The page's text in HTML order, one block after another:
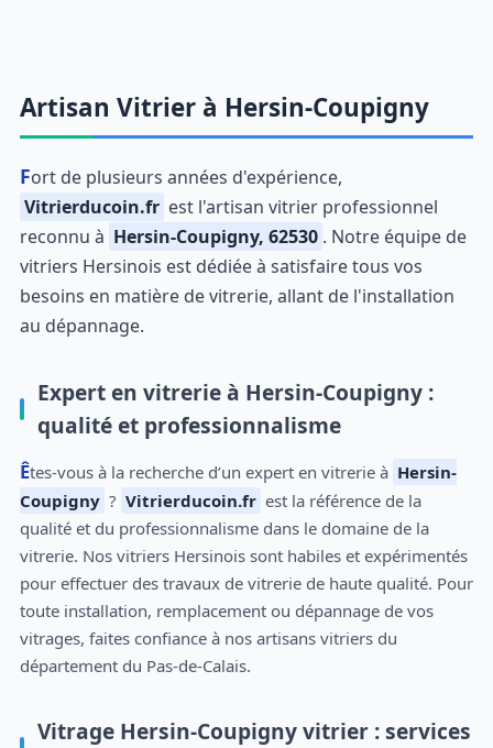
Artisan Vitrier à Hersin-Coupigny
Fort de plusieurs années d'expérience,
Vitrierducoin.fr est l'artisan vitrier professionnel
reconnu à Hersin-Coupigny, 62530 . Notre équipe de
vitriers Hersinois est dédiée à satisfaire tous vos
besoins en matière de vitrerie, allant de l'installation
au dépannage.
Expert en vitrerie à Hersin-Coupigny :
qualité et professionnalisme
Êtes-vous à la recherche d’un expert en vitrerie à Hersin-
Coupigny ? Vitrierducoin.fr est la référence de la
qualité et du professionnalisme dans le domaine de la
vitrerie. Nos vitriers Hersinois sont habiles et expérimentés
pour effectuer des travaux de vitrerie de haute qualité. Pour
toute installation, remplacement ou dépannage de vos
vitrages, faites confiance à nos artisans vitriers du
département du Pas-de-Calais.
Vitrage Hersin-Coupigny vitrier : services